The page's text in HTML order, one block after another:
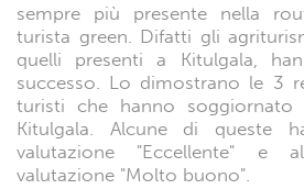
sempre più presente nella
turista green. Difatti gli
quelli presenti a Kitulgala,
successo. Lo dimostrano le 3
turisti che hanno soggiornato
Kitulgala. Alcune di queste
valutazione "Eccellente" e
valutazione "Molto buono".